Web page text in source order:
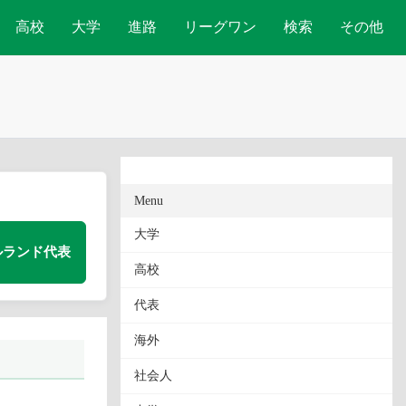
高校 大学 進路 リーグワン 検索 その他
ランド代表
Menu
大学
高校
代表
海外
社会人